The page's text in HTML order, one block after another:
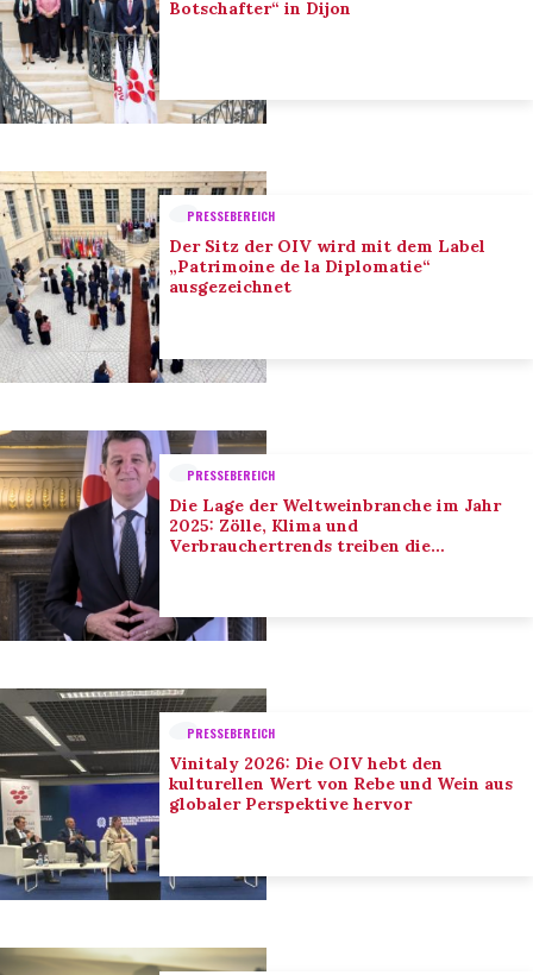
Botschafter“ in Dijon
PRESSEBEREICH
Der Sitz der OIV wird mit dem Label
„Patrimoine de la Diplomatie“
ausgezeichnet
PRESSEBEREICH
Die Lage der Weltweinbranche im Jahr
2025: Zölle, Klima und
Verbrauchertrends treiben die
PRESSEBEREICH
Vinitaly 2026: Die OIV hebt den
kulturellen Wert von Rebe und Wein aus
globaler Perspektive hervor